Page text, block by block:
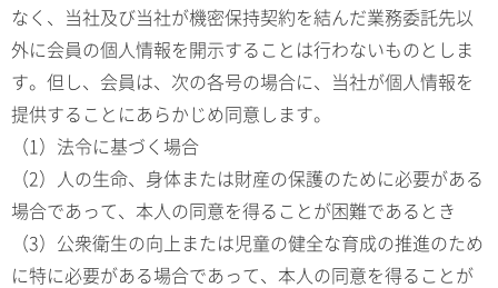
なく、当社及び当社が機密保持契約を結んだ業務委託先以
外に会員の個人情報を開示することは行わないものとしま
す。但し、会員は、次の各号の場合に、当社が個人情報を
提供することにあらかじめ同意します。
（1）法令に基づく場合
（2）人の生命、身体または財産の保護のために必要がある
場合であって、本人の同意を得ることが困難であるとき
（3）公衆衛生の向上または児童の健全な育成の推進のため
に特に必要がある場合であって、本人の同意を得ることが